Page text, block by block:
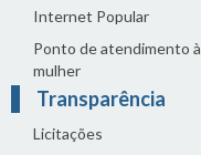
Internet Popular
Ponto de atendimento à
mulher
Transparência
Licitações